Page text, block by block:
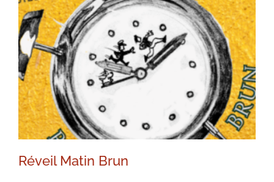
Réveil Matin Brun
Réveil Matin Brun